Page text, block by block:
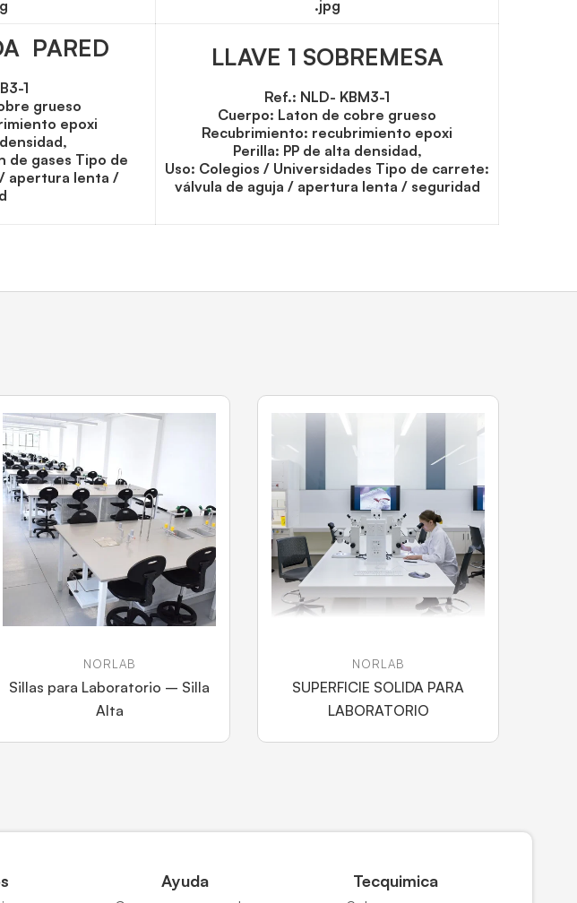
PARED
1
grueso
epoxi
de gases Tipo de
apertura lenta /
LLAVE 1 SOBREMESA
Ref.: NLD- KBM3-1
Cuerpo: Laton de cobre grueso
Recubrimiento: recubrimiento epoxi
Perilla: PP de alta densidad,
Uso: Colegios / Universidades Tipo de carrete:
válvula de aguja / apertura lenta / seguridad
NORLAB
Sillas para Laboratorio – Silla
Alta
NORLAB
SUPERFICIE SOLIDA PARA
LABORATORIO
Ayuda Tecquimica